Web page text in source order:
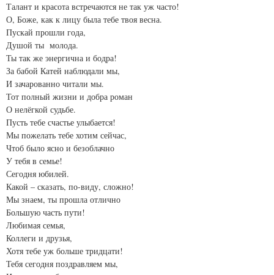
Талант и красота встречаются не так уж часто!
О, Боже, как к лицу была тебе твоя весна.
Пускай прошли года,
Душой ты молода.
Ты так же энергична и бодра!
За бабой Катей наблюдали мы,
И зачарованно читали мы.
Тот полный жизни и добра роман
О нелёгкой судьбе.
Пусть тебе счастье улыбается!
Мы пожелать тебе хотим сейчас,
Чтоб было ясно и безоблачно
У тебя в семье!
Сегодня юбилей.
Какой – сказать, по-виду, сложно!
Мы знаем, ты прошла отлично
Большую часть пути!
Любимая семья,
Коллеги и друзья,
Хотя тебе уж больше тридцати!
Тебя сегодня поздравляем мы,